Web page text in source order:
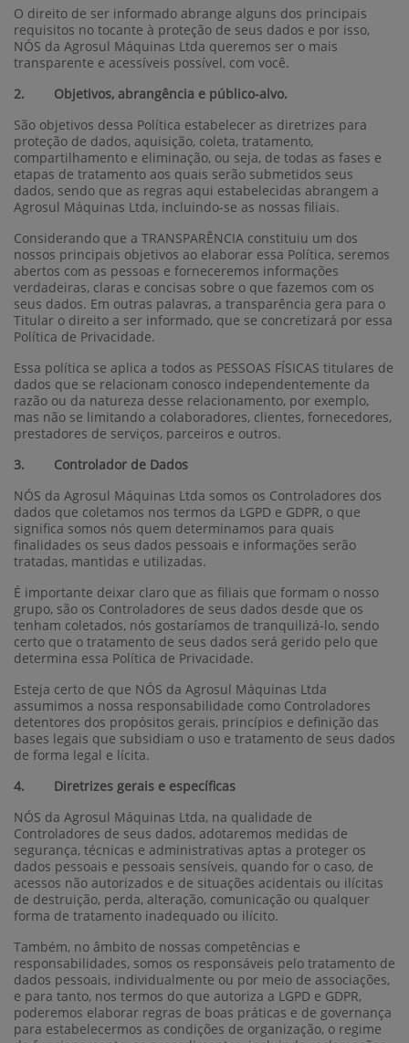
O direito de ser informado abrange alguns dos principais
requisitos no tocante à proteção de seus dados e por isso,
NÓS da Agrosul Máquinas Ltda queremos ser o mais
transparente e acessíveis possível, com você.
2. Objetivos, abrangência e público-alvo.
São objetivos dessa Política estabelecer as diretrizes para
proteção de dados, aquisição, coleta, tratamento,
compartilhamento e eliminação, ou seja, de todas as fases e
etapas de tratamento aos quais serão submetidos seus
dados, sendo que as regras aqui estabelecidas abrangem a
Agrosul Máquinas Ltda, incluindo-se as nossas filiais.
Considerando que a TRANSPARÊNCIA constituiu um dos
nossos principais objetivos ao elaborar essa Política, seremos
abertos com as pessoas e forneceremos informações
verdadeiras, claras e concisas sobre o que fazemos com os
seus dados. Em outras palavras, a transparência gera para o
Titular o direito a ser informado, que se concretizará por essa
Política de Privacidade.
Essa política se aplica a todos as PESSOAS FÍSICAS titulares de
dados que se relacionam conosco independentemente da
razão ou da natureza desse relacionamento, por exemplo,
mas não se limitando a colaboradores, clientes, fornecedores,
prestadores de serviços, parceiros e outros.
3. Controlador de Dados
NÓS da Agrosul Máquinas Ltda somos os Controladores dos
dados que coletamos nos termos da LGPD e GDPR, o que
significa somos nós quem determinamos para quais
finalidades os seus dados pessoais e informações serão
tratadas, mantidas e utilizadas.
É importante deixar claro que as filiais que formam o nosso
grupo, são os Controladores de seus dados desde que os
tenham coletados, nós gostaríamos de tranquilizá-lo, sendo
certo que o tratamento de seus dados será gerido pelo que
determina essa Política de Privacidade.
Esteja certo de que NÓS da Agrosul Máquinas Ltda
assumimos a nossa responsabilidade como Controladores
detentores dos propósitos gerais, princípios e definição das
bases legais que subsidiam o uso e tratamento de seus dados
de forma legal e lícita.
4. Diretrizes gerais e específicas
NÓS da Agrosul Máquinas Ltda, na qualidade de
Controladores de seus dados, adotaremos medidas de
segurança, técnicas e administrativas aptas a proteger os
dados pessoais e pessoais sensíveis, quando for o caso, de
acessos não autorizados e de situações acidentais ou ilícitas
de destruição, perda, alteração, comunicação ou qualquer
forma de tratamento inadequado ou ilícito.
Também, no âmbito de nossas competências e
responsabilidades, somos os responsáveis pelo tratamento de
dados pessoais, individualmente ou por meio de associações,
e para tanto, nos termos do que autoriza a LGPD e GDPR,
poderemos elaborar regras de boas práticas e de governança
para estabelecermos as condições de organização, o regime